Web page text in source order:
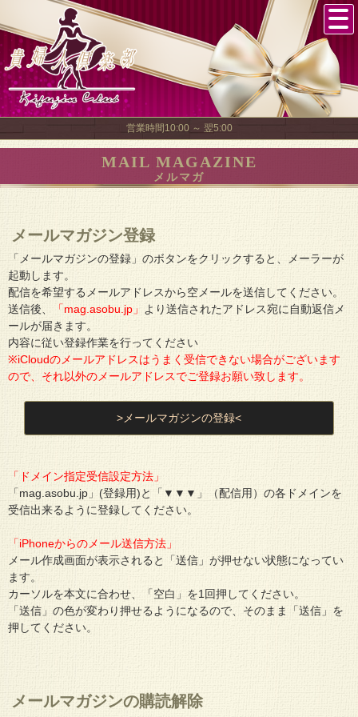
営業時間10:00 ～ 翌5:00
MAIL MAGAZINE
メルマガ
メールマガジン登録
「メールマガジンの登録」のボタンをクリックすると、メーラーが
起動します。
配信を希望するメールアドレスから空メールを送信してください。
送信後、
「mag.asobu.jp」
より送信されたアドレス宛に自動返信メ
ールが届きます。
内容に従い登録作業を行ってください
※iCloudのメールアドレスはうまく受信できない場合がございます
ので、それ以外のメールアドレスでご登録お願い致します。
>メールマガジンの登録<
「ドメイン指定受信設定方法」
「mag.asobu.jp」(登録用)と「▼▼▼」（配信用）の各ドメインを
受信出来るように登録してください。
「iPhoneからのメール送信方法」
メール作成画面が表示されると「送信」が押せない状態になってい
ます。
カーソルを本文に合わせ、「空白」を1回押してください。
「送信」の色が変わり押せるようになるので、そのまま「送信」を
押してください。
メールマガジンの購読解除